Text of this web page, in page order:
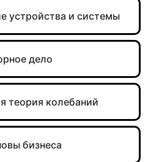
устройства и системы
дело
теория колебаний
бизнеса